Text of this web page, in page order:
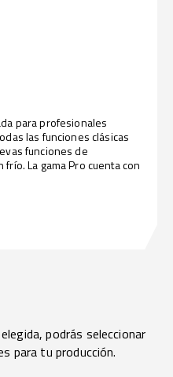
para profesionales
las funciones clásicas
funciones de
La gama Pro cuenta con
podrás seleccionar
para tu producción.